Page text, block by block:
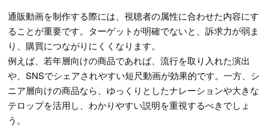
通販動画を制作する際には、視聴者の属性に合わせた内容にす
ることが重要です。ターゲットが明確でないと、訴求力が弱ま
り、購買につながりにくくなります。
例えば、若年層向けの商品であれば、流行を取り入れた演出
や、SNSでシェアされやすい短尺動画が効果的です。一方、シ
ニア層向けの商品なら、ゆっくりとしたナレーションや大きな
テロップを活用し、わかりやすい説明を重視するべきでしょ
う。